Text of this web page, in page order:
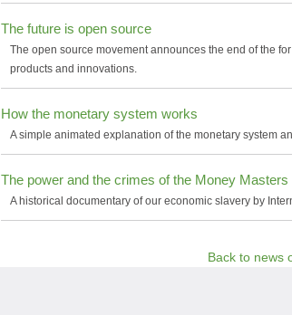
The future is open source
The open source movement announces the end of the
products and innovations.
How the monetary system works
A simple animated explanation of the monetary system
The power and the crimes of the Money Masters
A historical documentary of our economic slavery by
Back to news